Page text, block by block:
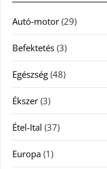
Autó-motor (29)
Befektetés (3)
Egészség (48)
Ékszer (3)
Étel-Ital (37)
Europa (1)